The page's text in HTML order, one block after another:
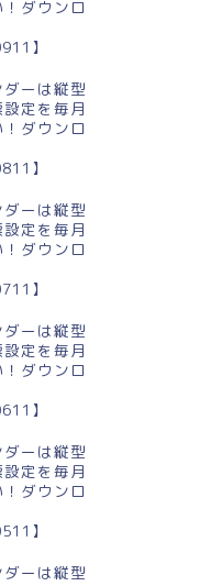
ダウンロ
】
ーは縦型
定を毎月
ダウンロ
】
ーは縦型
定を毎月
ダウンロ
】
ーは縦型
定を毎月
ダウンロ
】
ーは縦型
定を毎月
ダウンロ
】
ーは縦型